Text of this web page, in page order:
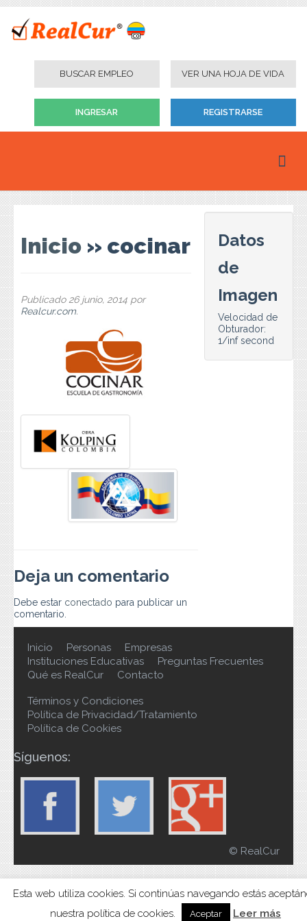
BUSCAR EMPLEO VER UNA HOJA DE VIDA
INGRESAR REGISTRARSE
Empresas
Preguntas Frecuentes
Inicio » cocinar
Publicado26 junio, 2014 por
Realcur.com.
Deja un comentario
Debe estar conectado para publicar un
comentario.
Datos
de
Imagen
Velocidad de
Obturador:
1/inf second
Inicio Personas
Empresas
Instituciones Educativas
Preguntas Frecuentes
Qué es RealCur
Contacto
Términos y Condiciones
Política de Privacidad/Tratamiento
Política de Cookies
Síguenos:
© RealCur
Esta web utiliza cookies. Si continúas navegando estás
nuestra política de cookies.
Aceptar Leer más